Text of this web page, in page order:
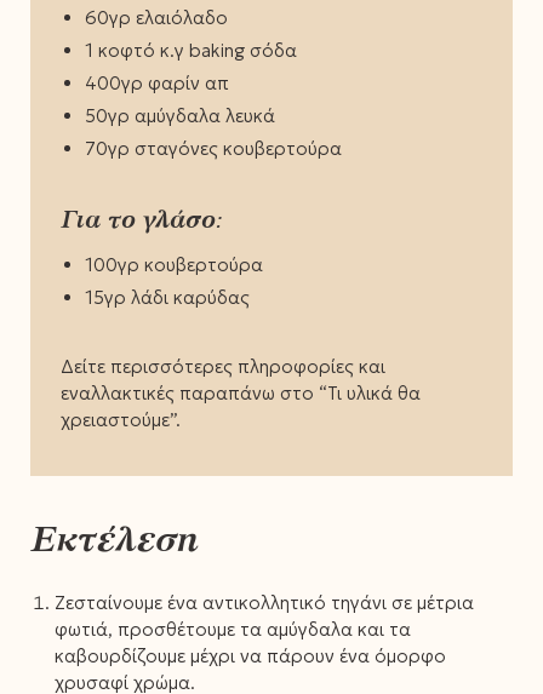
60γρ ελαιόλαδο
1 κοφτό κ.γ baking σόδα
400γρ φαρίν απ
50γρ αμύγδαλα λευκά
70γρ σταγόνες κουβερτούρα
Για το γλάσο:
100γρ κουβερτούρα
15γρ λάδι καρύδας
Δείτε περισσότερες πληροφορίες και
εναλλακτικές παραπάνω στο “Τι υλικά θα
χρειαστούμε”.
Εκτέλεση
Ζεσταίνουμε ένα αντικολλητικό τηγάνι σε μέτρια
φωτιά, προσθέτουμε τα αμύγδαλα και τα
καβουρδίζουμε μέχρι να πάρουν ένα όμορφο
χρυσαφί χρώμα.